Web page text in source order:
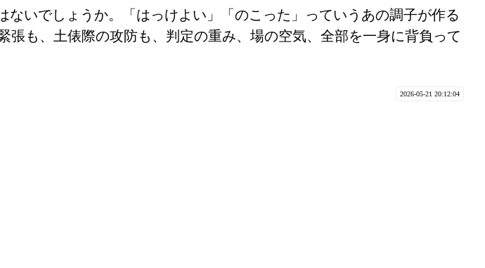
いでしょうか。「はっけよい」「のこった」っていうあの調子が作る
も、土俵際の攻防も、判定の重み、場の空気、全部を一身に背負って
2026-05-21 20:12:04